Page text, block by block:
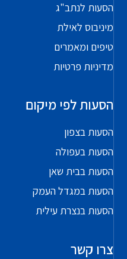
הסעות לנתב"ג
מיניבוס לאילת
טיפים ומאמרים
מדיניות פרטיות
הסעות לפי מיקום
הסעות בצפון
הסעות בעפולה
הסעות בבית שאן
הסעות במגדל העמק
הסעות בנצרת עילית
צרו קשר